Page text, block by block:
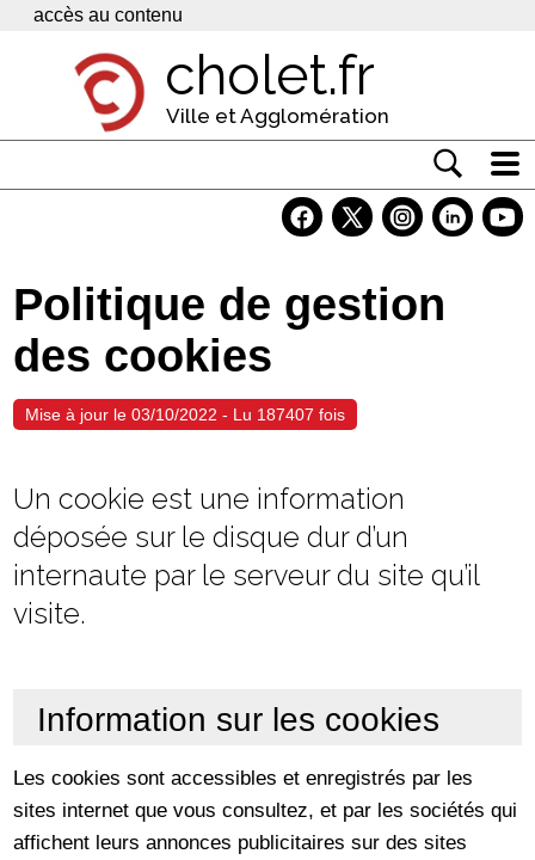
Panneau de gestion des cookies
accès au contenu
cholet.fr
Ville et Agglomération
Economie
Services
Contacts
Politique de gestion
des cookies
Mise à jour le 03/10/2022 - Lu 187407 fois
Un cookie est une information
déposée sur le disque dur d’un
internaute par le serveur du site qu’il
visite.
Information sur les cookies
Les cookies sont accessibles et enregistrés par les
sites internet que vous consultez, et par les sociétés qui
affichent leurs annonces publicitaires sur des sites